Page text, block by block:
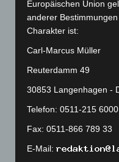
März 2023(174)
Februar 2023(154)
Januar 2023(140)
Dezember 2022(130)
November 2022(167)
Oktober 2022(166)
September 2022(205)
August 2022 (166)
Europäischen Union
anderer
Charakter ist:
Carl-Marcus Müller
Reuterdamm 49
30853 Langenhagen -
Telefon: 0511-215 6000
Fax: 0511-866 789 33
E-Mail: